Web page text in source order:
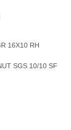
16X10 RH
SGS 10/10 SF